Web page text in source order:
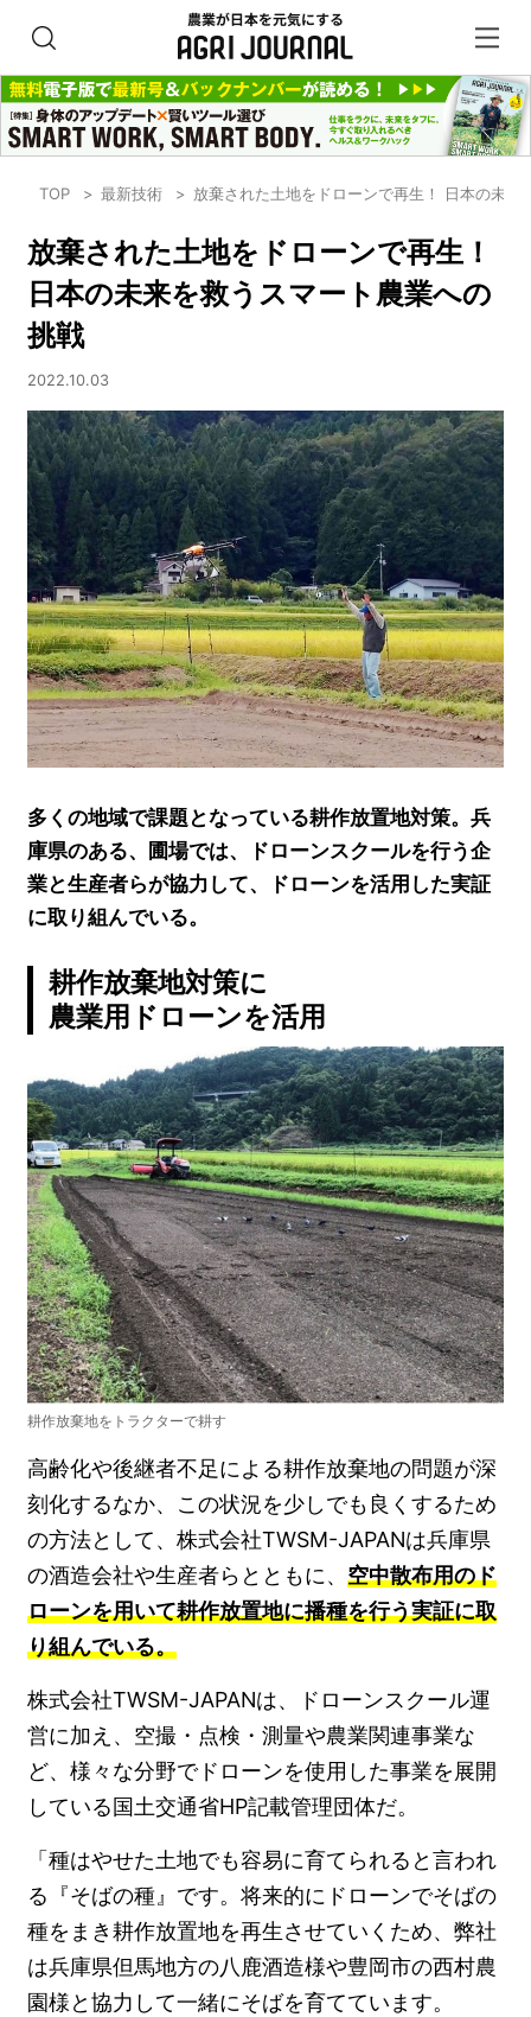
TOP 最新技術 放棄された土地をドローンで再生！ 日本の未来
放棄された土地をドローンで再生！
日本の未来を救うスマート農業への
挑戦
2022.10.03
多くの地域で課題となっている耕作放置地対策。兵
庫県のある、圃場では、ドローンスクールを行う企
業と生産者らが協力して、ドローンを活用した実証
に取り組んでいる。
耕作放棄地対策に
農業用ドローンを活用
耕作放棄地をトラクターで耕す
高齢化や後継者不足による耕作放棄地の問題が深
刻化するなか、この状況を少しでも良くするため
の方法として、株式会社TWSM-JAPANは兵庫県
の酒造会社や生産者らとともに、空中散布用のド
ローンを用いて耕作放置地に播種を行う実証に取
り組んでいる。
株式会社TWSM-JAPANは、ドローンスクール運
営に加え、空撮・点検・測量や農業関連事業な
ど、様々な分野でドローンを使用した事業を展開
している国土交通省HP記載管理団体だ。
「種はやせた土地でも容易に育てられると言われ
る『そばの種』です。将来的にドローンでそばの
種をまき耕作放置地を再生させていくため、弊社
は兵庫県但馬地方の八鹿酒造様や豊岡市の西村農
園様と協力して一緒にそばを育てています。